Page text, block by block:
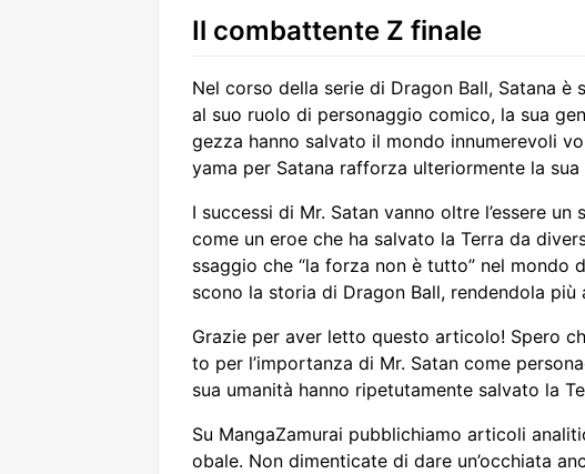
Il combattente Z finale
Nel corso della serie di Dragon Ball, Satana
al suo ruolo di personaggio comico, la sua
gezza hanno salvato il mondo innumerevoli
yama per Satana rafforza ulteriormente la
I successi di Mr. Satan vanno oltre l’essere
come un eroe che ha salvato la Terra da
ssaggio che “la forza non è tutto” nel mondo
scono la storia di Dragon Ball, rendendola
Grazie per aver letto questo articolo! Spero
to per l’importanza di Mr. Satan come
sua umanità hanno ripetutamente salvato la
Su MangaZamurai pubblichiamo articoli
obale. Non dimenticate di dare un’occhiata